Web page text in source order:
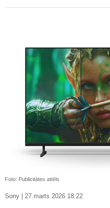
Foto: Publicitātes attēls
Sony | 27.marts 2026 18:22